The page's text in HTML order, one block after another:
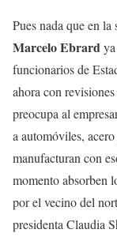
Pues nada que en la
Marcelo Ebrard
funcionarios de
ahora con
preocupa al
a automóviles,
manufacturan con
momento absorben
por el vecino del
presidenta Claudia